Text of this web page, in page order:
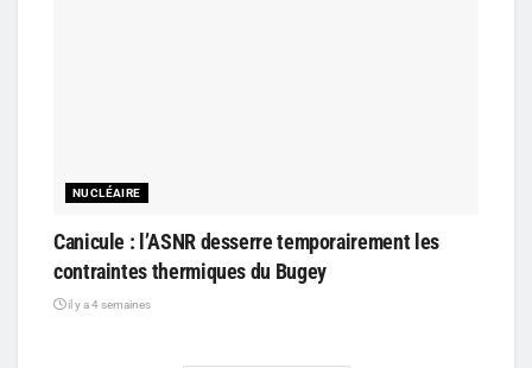
NUCLÉAIRE
Canicule : l’ASNR desserre temporairement les
contraintes thermiques du Bugey
il y a 4 semaines